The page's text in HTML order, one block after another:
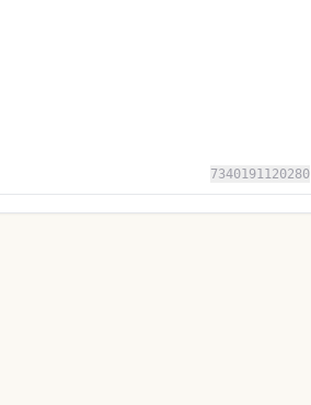
7340191120280